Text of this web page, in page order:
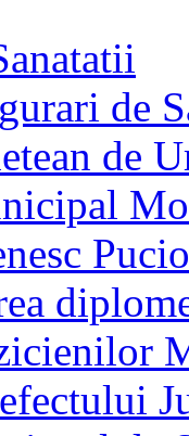
de
de